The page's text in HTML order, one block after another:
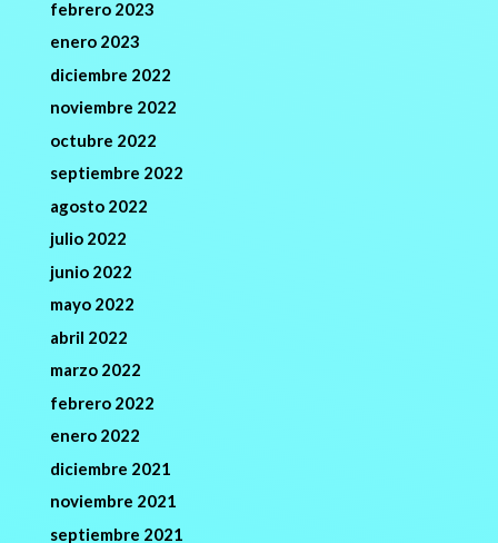
febrero 2023
enero 2023
diciembre 2022
noviembre 2022
octubre 2022
septiembre 2022
agosto 2022
julio 2022
junio 2022
mayo 2022
abril 2022
marzo 2022
febrero 2022
enero 2022
diciembre 2021
noviembre 2021
septiembre 2021